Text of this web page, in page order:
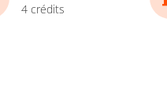
4 crédits